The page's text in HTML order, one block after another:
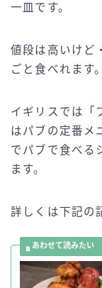
一皿です。
値段は高いけど
ごと食べれます。
イギリスでは「
はパブの定番メ
でパブで食べる
ます。
詳しくは下記の